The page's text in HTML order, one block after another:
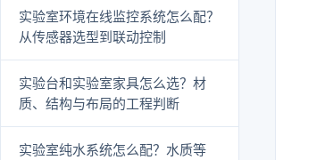
实验室环境在线监控系统怎么配？
从传感器选型到联动控制
实验台和实验室家具怎么选？材
质、结构与布局的工程判断
实验室纯水系统怎么配？水质等